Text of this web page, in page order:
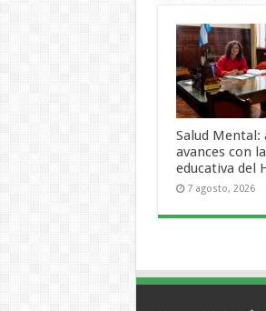
Salud Mental:
avances con
educativa del
7 agosto, 2026